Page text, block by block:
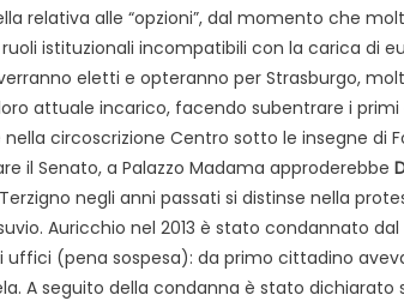
relativa alle “opzioni”, dal momento che
istituzionali incompatibili con la carica di
eletti e opteranno per Strasburgo,
attuale incarico, facendo subentrare i primi
circoscrizione Centro sotto le insegne di
il Senato, a Palazzo Madama approderebbe
negli anni passati si distinse nella
Auricchio nel 2013 è stato condannato dal
uffici (pena sospesa): da primo cittadino
A seguito della condanna è stato dichiarato